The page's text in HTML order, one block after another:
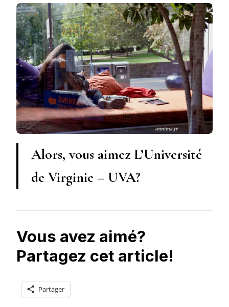
Alors, vous aimez L’Université
de Virginie – UVA?
Vous avez aimé?
Partagez cet article!
Partager